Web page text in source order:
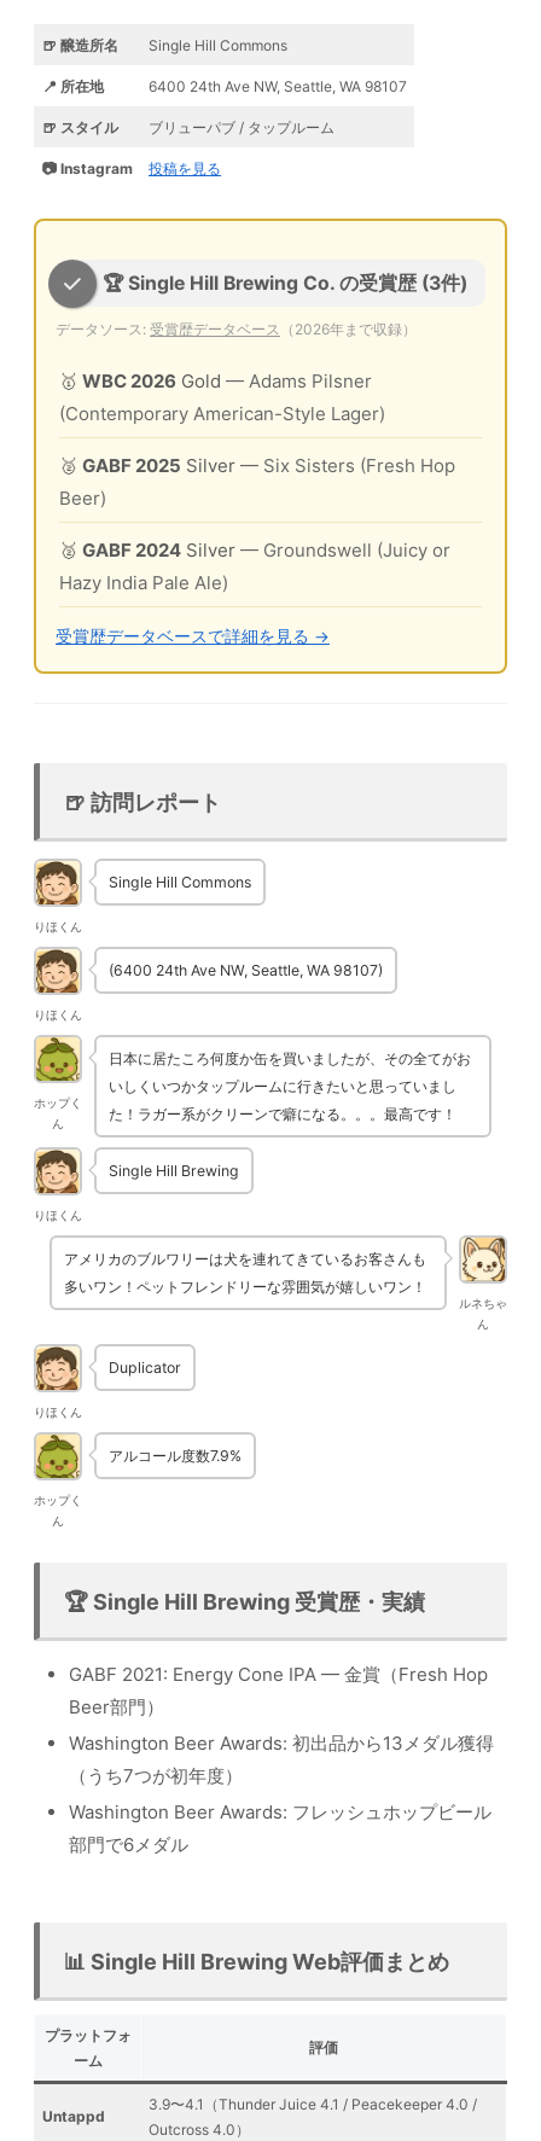
🍺 醸造所名 Single Hill Commons
📍 所在地 6400 24th Ave NW, Seattle, WA 98107
🍺 スタイル ブリューパブ / タップルーム
📷 Instagram 投稿を見る
🏆 Single Hill Brewing Co. の受賞歴 (3件)
データソース: 受賞歴データベース （2026年まで収録）
🥇 WBC 2026 Gold — Adams Pilsner
(Contemporary American-Style Lager)
🥈 GABF 2025 Silver — Six Sisters (Fresh Hop
Beer)
🥈 GABF 2024 Silver — Groundswell (Juicy or
Hazy India Pale Ale)
受賞歴データベースで詳細を見る →
🍺 訪問レポート
りほくん
Single Hill Commons
りほくん
(6400 24th Ave NW, Seattle, WA 98107)
ホップく
ん
日本に居たころ何度か缶を買いましたが、その全てがお
いしくいつかタップルームに行きたいと思っていまし
た！ラガー系がクリーンで癖になる。。。最高です！
りほくん
Single Hill Brewing
ルネちゃ
ん
アメリカのブルワリーは犬を連れてきているお客さんも
多いワン！ペットフレンドリーな雰囲気が嬉しいワン！
りほくん
Duplicator
ホップく
ん
アルコール度数7.9%
🏆 Single Hill Brewing 受賞歴・実績
GABF 2021: Energy Cone IPA — 金賞（Fresh Hop
Beer部門）
Washington Beer Awards: 初出品から13メダル獲得
（うち7つが初年度）
Washington Beer Awards: フレッシュホップビール
部門で6メダル
📊 Single Hill Brewing Web評価まとめ
プラットフォ
ーム
評価
Untappd
3.9〜4.1（Thunder Juice 4.1 / Peacekeeper 4.0 /
Outcross 4.0）